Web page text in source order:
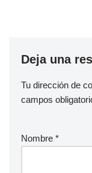
Deja una
Tu dirección de
campos
Nombre *